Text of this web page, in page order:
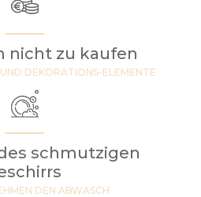
nicht zu kaufen
DEKORATIONS-ELEMENTE
schmutzigen
DEN ABWASCH